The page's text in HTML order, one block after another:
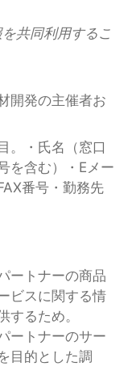
共同利用するこ
開発の主催者お
。・氏名（窓口
を含む）・Eメー
番号・勤務先
ートナーの商品
ビスに関する情
するため。
ートナーのサー
目的とした調